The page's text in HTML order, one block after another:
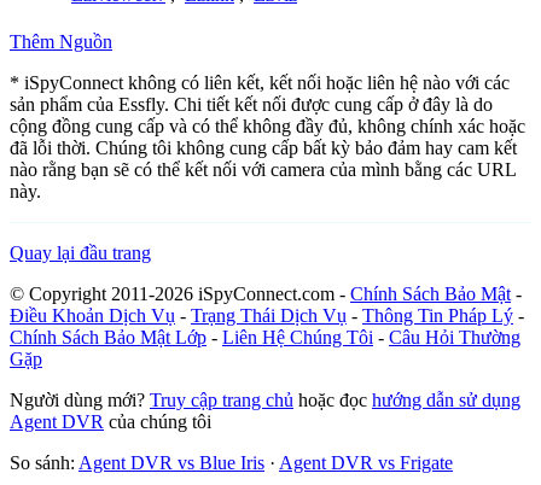
Thêm Nguồn
* iSpyConnect không có liên kết, kết nối hoặc liên hệ nào với các
sản phẩm của Essfly. Chi tiết kết nối được cung cấp ở đây là do
cộng đồng cung cấp và có thể không đầy đủ, không chính xác hoặc
đã lỗi thời. Chúng tôi không cung cấp bất kỳ bảo đảm hay cam kết
nào rằng bạn sẽ có thể kết nối với camera của mình bằng các URL
này.
Quay lại đầu trang
© Copyright 2011-2026 iSpyConnect.com - Chính Sách Bảo Mật -
Điều Khoản Dịch Vụ - Trạng Thái Dịch Vụ - Thông Tin Pháp Lý -
Chính Sách Bảo Mật Lớp - Liên Hệ Chúng Tôi - Câu Hỏi Thường
Gặp
Người dùng mới? Truy cập trang chủ hoặc đọc hướng dẫn sử dụng
Agent DVR của chúng tôi
So sánh: Agent DVR vs Blue Iris · Agent DVR vs Frigate